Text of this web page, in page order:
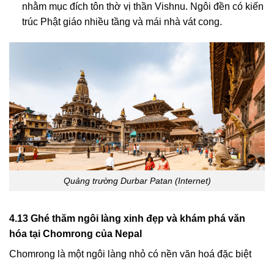
nhằm mục đích tôn thờ vị thần Vishnu. Ngôi đền có kiến
trúc Phật giáo nhiều tầng và mái nhà vát cong.
Quảng trường Durbar Patan (Internet)
4.13 Ghé thăm ngôi làng xinh đẹp và khám phá văn
hóa tại Chomrong của Nepal
Chomrong là một ngôi làng nhỏ có nền văn hoá đặc biệt